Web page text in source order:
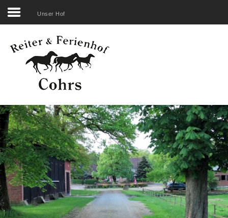
Startseite
Unser Hof
Übernachten
Erleben
Genießen
Rechtliches
Belegungsplan
Unser Hof
Search